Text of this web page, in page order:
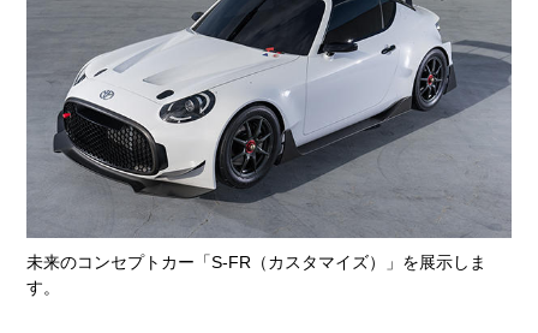
未来のコンセプトカー「S-FR（カスタマイズ）」を展示しま
す。